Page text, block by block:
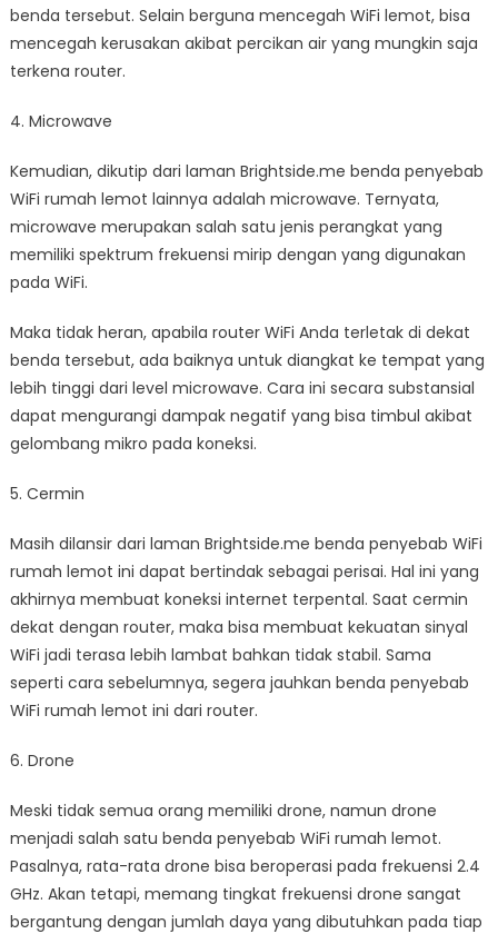
benda tersebut. Selain berguna mencegah WiFi lemot, bisa
mencegah kerusakan akibat percikan air yang mungkin saja
terkena router.
4. Microwave
Kemudian, dikutip dari laman Brightside.me benda penyebab
WiFi rumah lemot lainnya adalah microwave. Ternyata,
microwave merupakan salah satu jenis perangkat yang
memiliki spektrum frekuensi mirip dengan yang digunakan
pada WiFi.
Maka tidak heran, apabila router WiFi Anda terletak di dekat
benda tersebut, ada baiknya untuk diangkat ke tempat yang
lebih tinggi dari level microwave. Cara ini secara substansial
dapat mengurangi dampak negatif yang bisa timbul akibat
gelombang mikro pada koneksi.
5. Cermin
Masih dilansir dari laman Brightside.me benda penyebab WiFi
rumah lemot ini dapat bertindak sebagai perisai. Hal ini yang
akhirnya membuat koneksi internet terpental. Saat cermin
dekat dengan router, maka bisa membuat kekuatan sinyal
WiFi jadi terasa lebih lambat bahkan tidak stabil. Sama
seperti cara sebelumnya, segera jauhkan benda penyebab
WiFi rumah lemot ini dari router.
6. Drone
Meski tidak semua orang memiliki drone, namun drone
menjadi salah satu benda penyebab WiFi rumah lemot.
Pasalnya, rata-rata drone bisa beroperasi pada frekuensi 2.4
GHz. Akan tetapi, memang tingkat frekuensi drone sangat
bergantung dengan jumlah daya yang dibutuhkan pada tiap